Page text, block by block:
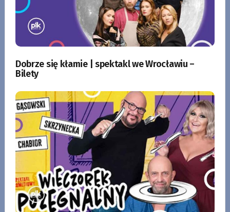
Dobrze się kłamie | spektakl we Wrocławiu –
Bilety